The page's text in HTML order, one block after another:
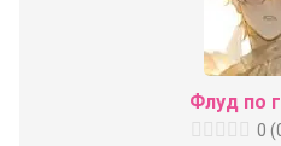
Флуд по
0 (